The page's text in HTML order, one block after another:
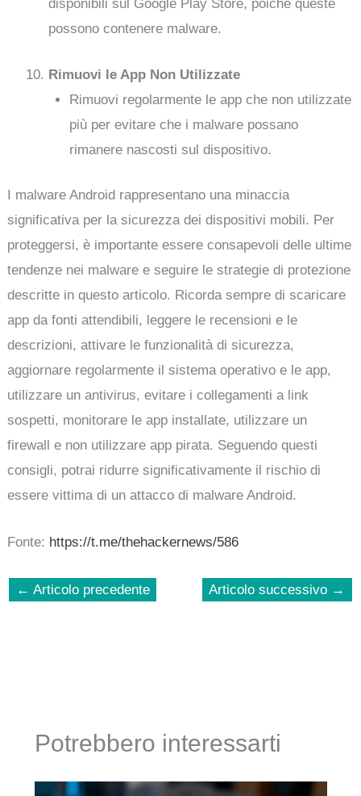
disponibili sul Google Play Store, poiché queste
possono contenere malware.
Rimuovi le App Non Utilizzate
Rimuovi regolarmente le app che non utilizzate
più per evitare che i malware possano
rimanere nascosti sul dispositivo.
I malware Android rappresentano una minaccia
significativa per la sicurezza dei dispositivi mobili. Per
proteggersi, è importante essere consapevoli delle ultime
tendenze nei malware e seguire le strategie di protezione
descritte in questo articolo. Ricorda sempre di scaricare
app da fonti attendibili, leggere le recensioni e le
descrizioni, attivare le funzionalità di sicurezza,
aggiornare regolarmente il sistema operativo e le app,
utilizzare un antivirus, evitare i collegamenti a link
sospetti, monitorare le app installate, utilizzare un
firewall e non utilizzare app pirata. Seguendo questi
consigli, potrai ridurre significativamente il rischio di
essere vittima di un attacco di malware Android.
Fonte: https://t.me/thehackernews/586
← Articolo precedente Articolo successivo →
Potrebbero interessarti